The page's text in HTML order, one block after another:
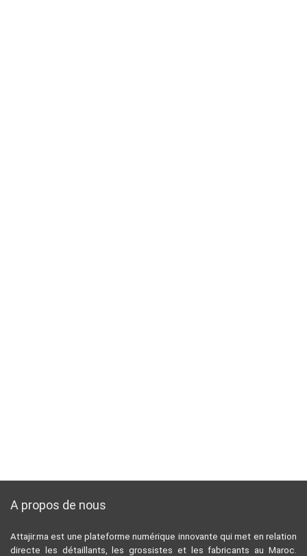
A propos de nous
Attajir.ma est une plateforme numérique innovante qui met en relation
directe les détaillants, les grossistes et les fabricants au Maroc.